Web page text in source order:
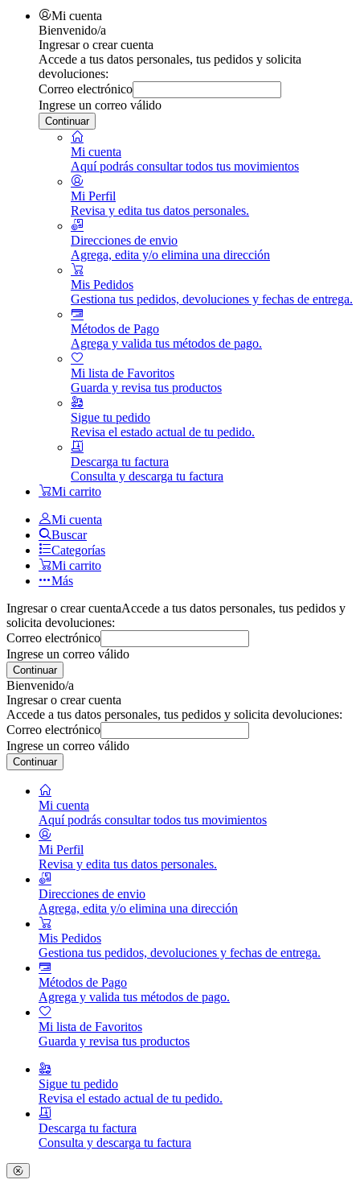
Mi cuenta
Bienvenido/a
Ingresar o crear cuenta
Accede a tus datos personales, tus pedidos y solicita
devoluciones:
Correo electrónico
Ingrese un correo válido
Continuar
Mi cuenta
Aquí podrás consultar todos tus movimientos
Mi Perfil
Revisa y edita tus datos personales.
Direcciones de envio
Agrega, edita y/o elimina una dirección
Mis Pedidos
Gestiona tus pedidos, devoluciones y fechas de entrega.
Métodos de Pago
Agrega y valida tus métodos de pago.
Mi lista de Favoritos
Guarda y revisa tus productos
Sigue tu pedido
Revisa el estado actual de tu pedido.
Descarga tu factura
Consulta y descarga tu factura
Mi carrito
Mi cuenta
Buscar
Categorías
Mi carrito
Más
Ingresar o crear cuentaAccede a tus datos personales, tus pedidos y
solicita devoluciones:
Correo electrónico
Ingrese un correo válido
Continuar
Bienvenido/a
Ingresar o crear cuenta
Accede a tus datos personales, tus pedidos y solicita devoluciones:
Correo electrónico
Ingrese un correo válido
Continuar
Mi cuenta
Aquí podrás consultar todos tus movimientos
Mi Perfil
Revisa y edita tus datos personales.
Direcciones de envio
Agrega, edita y/o elimina una dirección
Mis Pedidos
Gestiona tus pedidos, devoluciones y fechas de entrega.
Métodos de Pago
Agrega y valida tus métodos de pago.
Mi lista de Favoritos
Guarda y revisa tus productos
Sigue tu pedido
Revisa el estado actual de tu pedido.
Descarga tu factura
Consulta y descarga tu factura